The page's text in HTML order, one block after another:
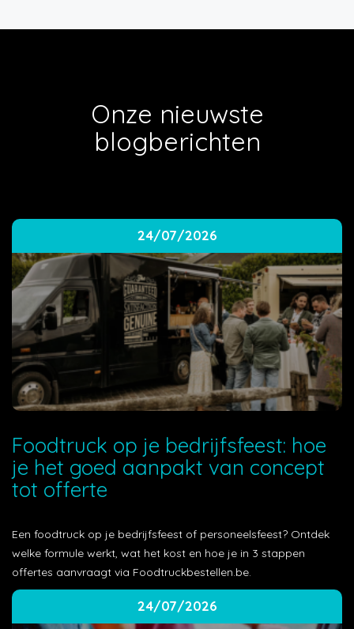
Onze nieuwste
blogberichten
24/07/2026
Foodtruck op je bedrijfsfeest: hoe
je het goed aanpakt van concept
tot offerte
Een foodtruck op je bedrijfsfeest of personeelsfeest? Ontdek
welke formule werkt, wat het kost en hoe je in 3 stappen
offertes aanvraagt via Foodtruckbestellen.be.
24/07/2026